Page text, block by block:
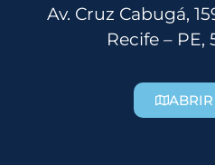
Av. Cruz Cabugá,
Recife –